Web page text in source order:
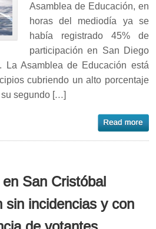
Asamblea de Educación, en
horas del mediodía ya se
había registrado 45% de
participación en San Diego
La Asamblea de Educación está
cubriendo un alto porcentaje
segundo […]
San Cristóbal
sin incidencias y con